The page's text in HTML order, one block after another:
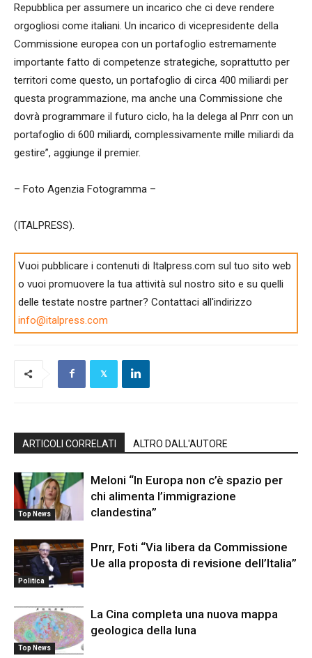
Repubblica per assumere un incarico che ci deve rendere
orgogliosi come italiani. Un incarico di vicepresidente della
Commissione europea con un portafoglio estremamente
importante fatto di competenze strategiche, soprattutto per
territori come questo, un portafoglio di circa 400 miliardi per
questa programmazione, ma anche una Commissione che
dovrà programmare il futuro ciclo, ha la delega al Pnrr con un
portafoglio di 600 miliardi, complessivamente mille miliardi da
gestire”, aggiunge il premier.
– Foto Agenzia Fotogramma –
(ITALPRESS).
Vuoi pubblicare i contenuti di Italpress.com sul tuo sito web
o vuoi promuovere la tua attività sul nostro sito e su quelli
delle testate nostre partner? Contattaci all'indirizzo
info@italpress.com
ARTICOLI CORRELATI ALTRO DALL'AUTORE
Top News
Meloni “In Europa non c’è spazio per
chi alimenta l’immigrazione
clandestina”
Politica
Pnrr, Foti “Via libera da Commissione
Ue alla proposta di revisione dell’Italia”
Top News
La Cina completa una nuova mappa
geologica della luna